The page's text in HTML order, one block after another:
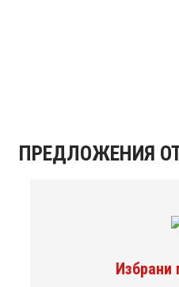
ПРЕДЛОЖЕНИЯ
Избрани